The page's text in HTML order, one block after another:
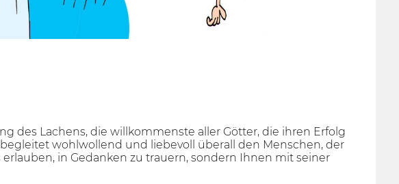
des Lachens, die willkommenste aller Götter, die ihren Erfolg
wohlwollend und liebevoll überall den Menschen, der
in Gedanken zu trauern, sondern Ihnen mit seiner